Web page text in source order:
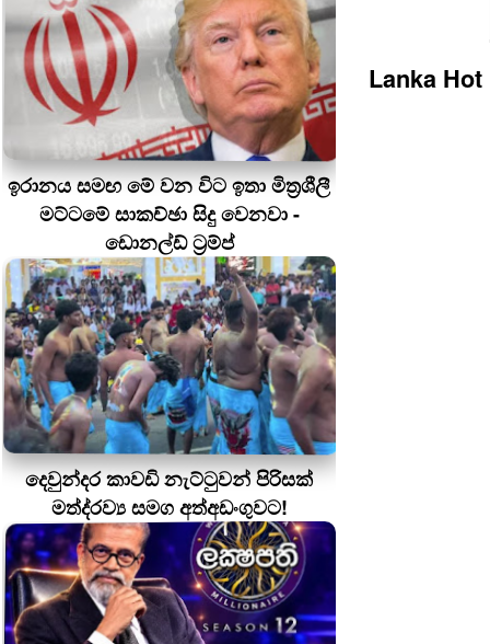
ඉරානය සමඟ මේ වන විට ඉතා මිත්‍රශීලී
මට්ටමේ සාකච්ඡා සිදු වෙනවා -
ඩොනල්ඩ් ට්‍රම්ප්
දෙවුන්දර කාවඩි නැට්ටුවන් පිරිසක්
මත්ද‍්‍රව්‍ය සමග අත්අඩංගුවට!
Lanka